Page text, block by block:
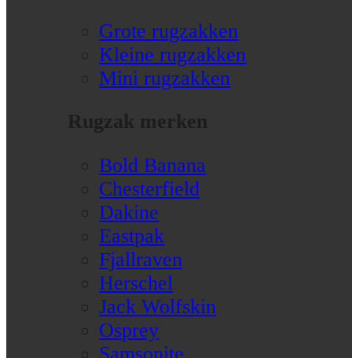
Grote rugzakken
Kleine rugzakken
Mini rugzakken
Rugzak merken
Bold Banana
Chesterfield
Dakine
Eastpak
Fjallraven
Herschel
Jack Wolfskin
Osprey